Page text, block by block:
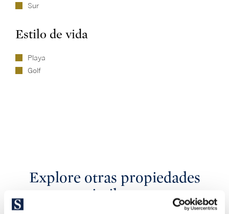
Sur
Estilo de vida
Playa
Golf
Explore otras propiedades
similares